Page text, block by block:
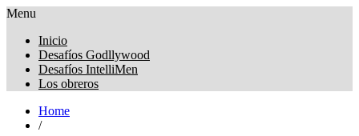
Obreros Universal
Menu
Inicio
Desafíos Godllywood
Desafíos IntelliMen
Los obreros
Home
/